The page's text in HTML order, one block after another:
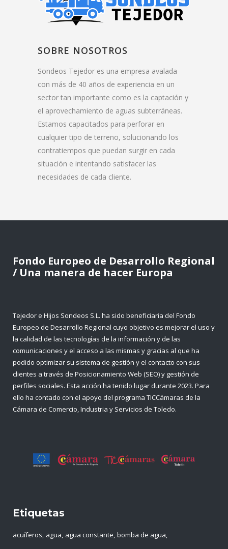
SOBRE NOSOTROS
Sondeos Tejedor es una empresa avalada
con más de 40 años de experiencia en un
sector tan importante como es la captación y
el aprovechamiento de aguas subterráneas.
Estamos capacitados para perforar en
cualquier tipo de terreno, solucionando los
contratiempos que puedan surgir en cada
situación e intentando satisfacer las
necesidades de cada cliente.
Fondo Europeo de Desarrollo Regional
/ Una manera de hacer Europa
Tejedor e Hijos Sondeos S.L. ha sido beneficiaria del Fondo
Europeo de Desarrollo Regional cuyo objetivo es mejorar el uso y
la calidad de las tecnologías de la información y de las
comunicaciones y el acceso a las mismas y gracias al que ha
podido optimizar su sistema de gestión y el contacto con sus
clientes a través de Posicionamiento Web (SEO) y gestión de
perfiles sociales. Esta acción ha tenido lugar durante 2023. Para
ello ha contado con el apoyo del programa TICCámaras de la
Cámara de Comercio, Industria y Servicios de Toledo.
Etiquetas
acuíferos agua agua constante bomba de agua